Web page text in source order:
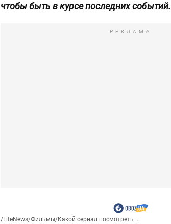
чтобы быть в курсе последних событий.
РЕКЛАМА
/LiteNews/Фильмы/Какой сериал посмотреть ...